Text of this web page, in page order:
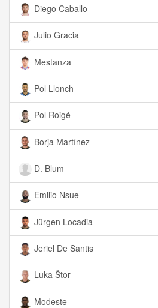
Diego Caballo
Julio Gracia
Mestanza
Pol Llonch
Pol Roigé
Borja Martínez
D. Blum
Emilio Nsue
Jürgen Locadia
Jeriel De Santis
Luka Štor
Modeste